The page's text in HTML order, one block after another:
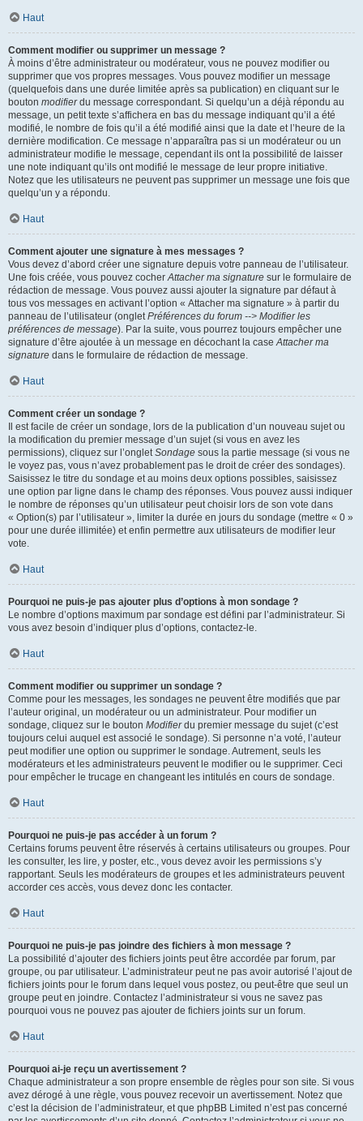
Haut
Comment modifier ou supprimer un message ?
À moins d’être administrateur ou modérateur, vous ne pouvez modifier ou
supprimer que vos propres messages. Vous pouvez modifier un message
(quelquefois dans une durée limitée après sa publication) en cliquant sur le
bouton modifierdu message correspondant. Si quelqu’un a déjà répondu au
message, un petit texte s’affichera en bas du message indiquant qu’il a été
modifié, le nombre de fois qu’il a été modifié ainsi que la date et l’heure de la
dernière modification. Ce message n’apparaîtra pas si un modérateur ou un
administrateur modifie le message, cependant ils ont la possibilité de laisser
une note indiquant qu’ils ont modifié le message de leur propre initiative.
Notez que les utilisateurs ne peuvent pas supprimer un message une fois que
quelqu’un y a répondu.
Haut
Comment ajouter une signature à mes messages ?
Vous devez d’abord créer une signature depuis votre panneau de l’utilisateur.
Une fois créée, vous pouvez cocherAttacher ma signature sur le formulaire de
rédaction de message. Vous pouvez aussi ajouter la signature par défaut à
tous vos messages en activant l’option « Attacher ma signature » à partir du
panneau de l’utilisateur (ongletPréférences du forum --> Modifier les
préférences de message). Par la suite, vous pourrez toujours empêcher une
signature d’être ajoutée à un message en décochant la caseAttacher ma
signature dans le formulaire de rédaction de message.
Haut
Comment créer un sondage ?
Il est facile de créer un sondage, lors de la publication d’un nouveau sujet ou
la modification du premier message d’un sujet (si vous en avez les
permissions), cliquez sur l’ongletSondage sous la partie message (si vous ne
le voyez pas, vous n’avez probablement pas le droit de créer des sondages).
Saisissez le titre du sondage et au moins deux options possibles, saisissez
une option par ligne dans le champ des réponses. Vous pouvez aussi indiquer
le nombre de réponses qu’un utilisateur peut choisir lors de son vote dans
« Option(s) par l’utilisateur », limiter la durée en jours du sondage (mettre « 0 »
pour une durée illimitée) et enfin permettre aux utilisateurs de modifier leur
vote.
Haut
Pourquoi ne puis-je pas ajouter plus d’options à mon sondage ?
Le nombre d’options maximum par sondage est défini par l’administrateur. Si
vous avez besoin d’indiquer plus d’options, contactez-le.
Haut
Comment modifier ou supprimer un sondage ?
Comme pour les messages, les sondages ne peuvent être modifiés que par
l’auteur original, un modérateur ou un administrateur. Pour modifier un
sondage, cliquez sur le bouton Modifierdu premier message du sujet (c’est
toujours celui auquel est associé le sondage). Si personne n’a voté, l’auteur
peut modifier une option ou supprimer le sondage. Autrement, seuls les
modérateurs et les administrateurs peuvent le modifier ou le supprimer. Ceci
pour empêcher le trucage en changeant les intitulés en cours de sondage.
Haut
Pourquoi ne puis-je pas accéder à un forum ?
Certains forums peuvent être réservés à certains utilisateurs ou groupes. Pour
les consulter, les lire, y poster, etc., vous devez avoir les permissions s’y
rapportant. Seuls les modérateurs de groupes et les administrateurs peuvent
accorder ces accès, vous devez donc les contacter.
Haut
Pourquoi ne puis-je pas joindre des fichiers à mon message ?
La possibilité d’ajouter des fichiers joints peut être accordée par forum, par
groupe, ou par utilisateur. L’administrateur peut ne pas avoir autorisé l’ajout de
fichiers joints pour le forum dans lequel vous postez, ou peut-être que seul un
groupe peut en joindre. Contactez l’administrateur si vous ne savez pas
pourquoi vous ne pouvez pas ajouter de fichiers joints sur un forum.
Haut
Pourquoi ai-je reçu un avertissement ?
Chaque administrateur a son propre ensemble de règles pour son site. Si vous
avez dérogé à une règle, vous pouvez recevoir un avertissement. Notez que
c’est la décision de l’administrateur, et que phpBB Limited n’est pas concerné